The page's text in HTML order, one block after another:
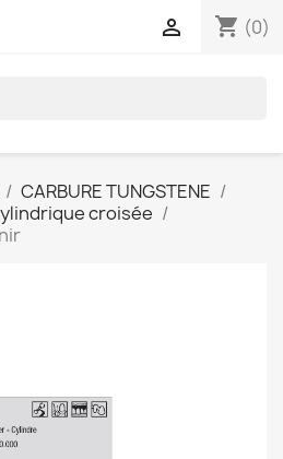
shopping_cart (0)

CARBURE TUNGSTENE
croisée